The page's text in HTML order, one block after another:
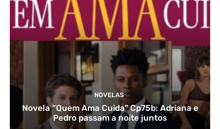
NOVELAS
Novela “Quem Ama Cuida” Cp75b: Adriana e
Pedro passam a noite juntos